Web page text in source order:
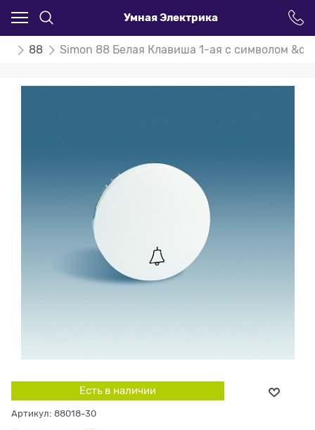
Умная Электрика
88 Simon 88 Белая Клавиша 1-ая с символом
Есть в наличии
Артикул: 88018-30